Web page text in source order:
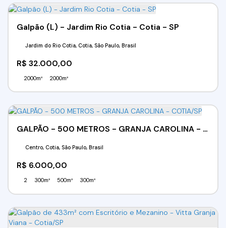
Galpão (L) - Jardim Rio Cotia - Cotia - SP
R$ 32.000,00
Jardim do Rio Cotia, Cotia, São Paulo, Brasil
2000m² 2000m²
GALPÃO - 500 METROS - GRANJA CAROLINA - COTIA/SP
R$ 6.000,00
Centro, Cotia, São Paulo, Brasil
2 300m² 500m² 300m²